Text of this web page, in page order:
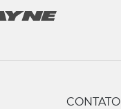
CONTATO